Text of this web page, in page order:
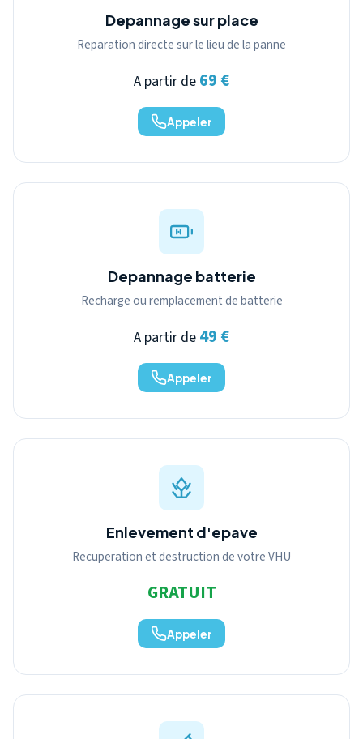
Depannage sur place
Reparation directe sur le lieu de la panne
A partir de 69 €
Appeler
Depannage batterie
Recharge ou remplacement de batterie
A partir de 49 €
Appeler
Enlevement d'epave
Recuperation et destruction de votre VHU
GRATUIT
Appeler